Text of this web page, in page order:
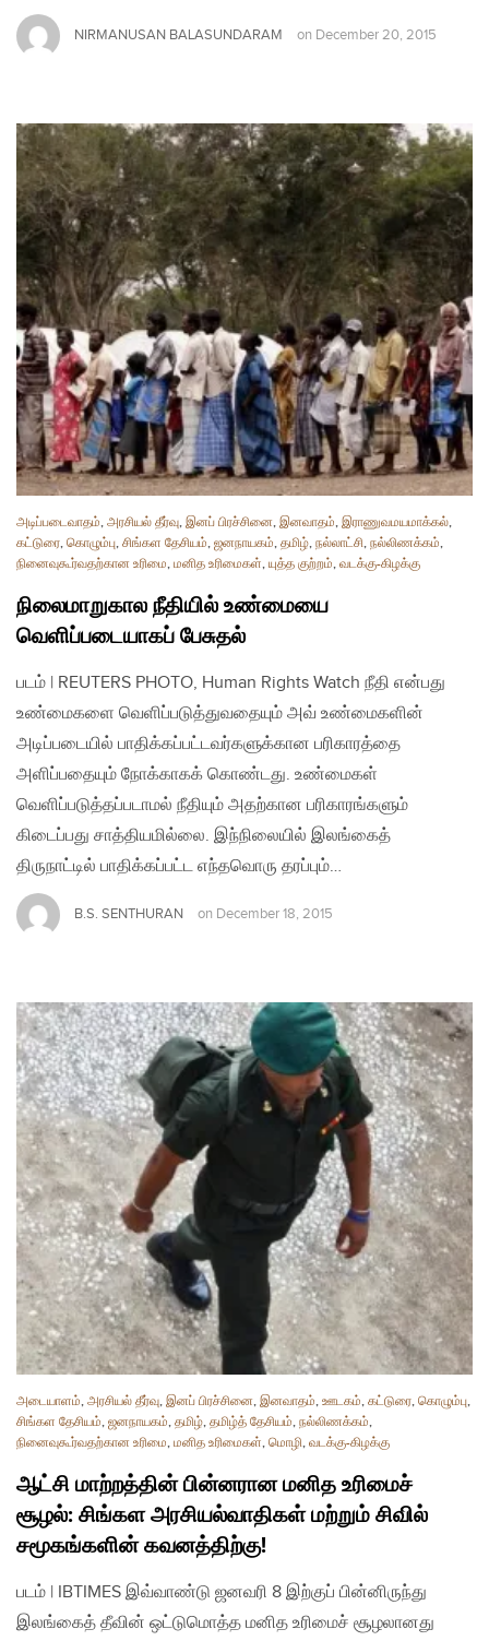
NIRMANUSAN BALASUNDARAM on December 20, 2015
அடிப்படைவாதம், அரசியல் தீர்வு, இனப் பிரச்சினை, இனவாதம், இராணுவமயமாக்கல்,
கட்டுரை, கொழும்பு, சிங்கள தேசியம், ஜனநாயகம், தமிழ், நல்லாட்சி, நல்லிணக்கம்,
நினைவுகூர்வதற்கான உரிமை, மனித உரிமைகள், யுத்த குற்றம், வடக்கு-கிழக்கு
நிலைமாறுகால நீதியில் உண்மையை
வெளிப்படையாகப் பேசுதல்
படம் | REUTERS PHOTO, Human Rights Watch நீதி என்பது
உண்மைகளை வெளிப்படுத்துவதையும் அவ் உண்மைகளின்
அடிப்படையில் பாதிக்கப்பட்டவர்களுக்கான பரிகாரத்தை
அளிப்பதையும் நோக்காகக் கொண்டது. உண்மைகள்
வெளிப்படுத்தப்படாமல் நீதியும் அதற்கான பரிகாரங்களும்
கிடைப்பது சாத்தியமில்லை. இந்நிலையில் இலங்கைத்
திருநாட்டில் பாதிக்கப்பட்ட எந்தவொரு தரப்பும்…
B.S. SENTHURAN on December 18, 2015
அடையாளம், அரசியல் தீர்வு, இனப் பிரச்சினை, இனவாதம், ஊடகம், கட்டுரை, கொழும்பு,
சிங்கள தேசியம், ஜனநாயகம், தமிழ், தமிழ்த் தேசியம், நல்லிணக்கம்,
நினைவுகூர்வதற்கான உரிமை, மனித உரிமைகள், மொழி, வடக்கு-கிழக்கு
ஆட்சி மாற்றத்தின் பின்னரான மனித உரிமைச்
சூழல்: சிங்கள அரசியல்வாதிகள் மற்றும் சிவில்
சமூகங்களின் கவனத்திற்கு!
படம் | IBTIMES இவ்வாண்டு ஜனவரி 8 இற்குப் பின்னிருந்து
இலங்கைத் தீவின் ஒட்டுமொத்த மனித உரிமைச் சூழலானது